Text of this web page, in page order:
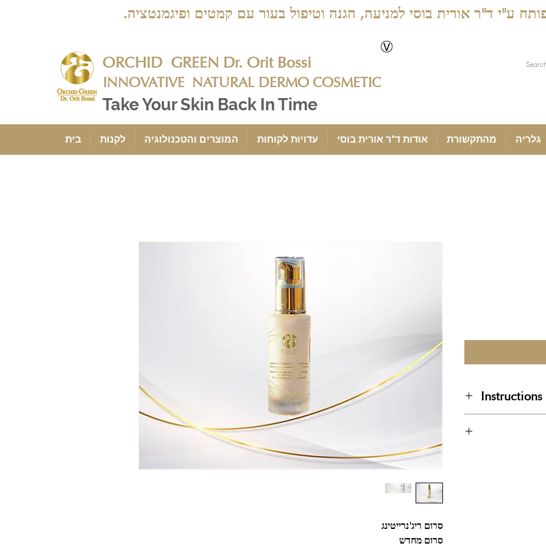
פותח ע"י ד"ר אורית בוסי למניעה, הגנה וטיפול בעור עם קמטים ופיגמנטציה.
ORCHID GREEN Dr. Orit Bossi
INNOVATIVE NATURAL DERMO COSMETIC
Take Your Skin Back In Time
בית לקנות המוצרים והטכנולוגיה עדויות לקוחות אודות ד"ר אורית בוסי מהתקשורת גלריה
סרום ריג'נרייטינג
סרום מחדש